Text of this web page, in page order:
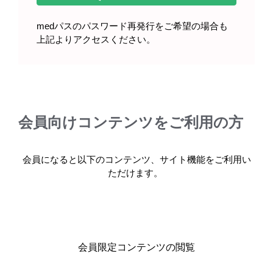
medパスのパスワード再発行をご希望の場合も
上記よりアクセスください。
会員向けコンテンツをご利用の方
会員になると以下のコンテンツ、サイト機能をご利用い
ただけます。
会員限定コンテンツの閲覧